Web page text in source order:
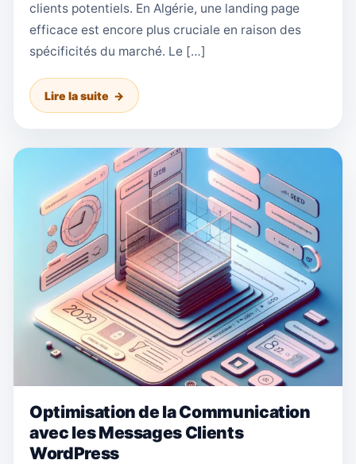
clients potentiels. En Algérie, une landing page
efficace est encore plus cruciale en raison des
spécificités du marché. Le […]
Lire la suite
Optimisation de la Communication
avec les Messages Clients
WordPress